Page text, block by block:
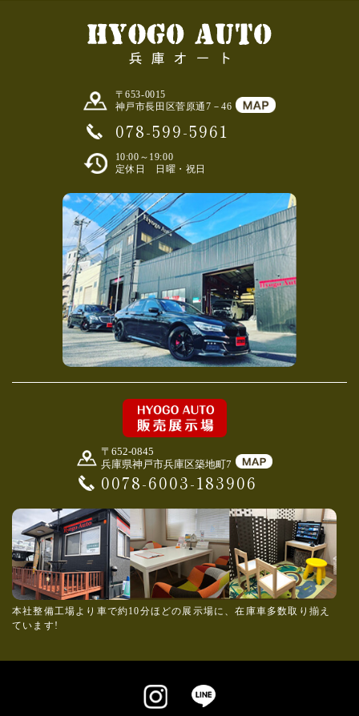
〒653-0015
神戸市長田区菅原通7－46
078-599-5961
10:00～19:00
定休日 日曜・祝日
〒652-0845
兵庫県神戸市兵庫区築地町7
0078-6003-183906
本社整備工場より車で約10分ほどの展示場に、在庫車多数取り揃え
ています!